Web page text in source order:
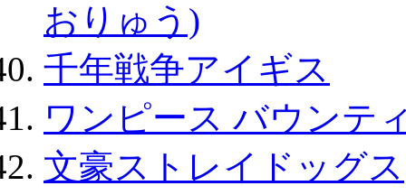
おりゅう)
千年戦争アイギス
ワンピース バウンテ
文豪ストレイドッグス